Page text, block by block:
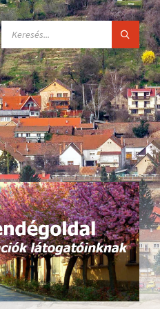
SEARCH: